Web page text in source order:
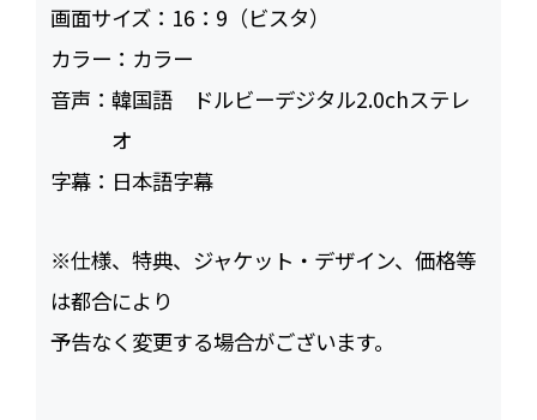
画面サイズ： 16：9（ビスタ）
カラー： カラー
音声：韓国語 ドルビーデジタル2.0chステレ
オ
字幕： 日本語字幕
※仕様、特典、ジャケット・デザイン、価格等
は都合により
予告なく変更する場合がございます。